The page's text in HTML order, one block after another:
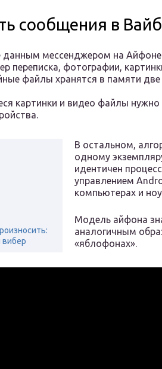
сообщения в
данным мессенджером на Айфоне
переписка, фотографии,
файлы хранятся в памяти две
картинки и видео файлы нужно
вибер
В остальном,
одному
идентичен
управлением
компьютерах и
Модель айфона
аналогичным
«яблофонах».